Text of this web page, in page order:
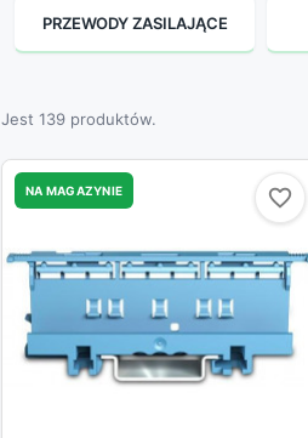
PRZEWODY ZASILAJĄCE
Jest 139 produktów.
NA MAGAZYNIE favorite_border
favorite_border